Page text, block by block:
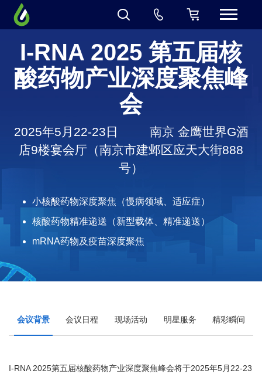
I-RNA 2025 第五届核
酸药物产业深度聚焦峰
会
2025年5月22-23日
南京 金鹰世界G酒
店9楼宴会厅（南京市建邺区应天大街888
号）
小核酸药物深度聚焦（慢病领域、适应症）
核酸药物精准递送（新型载体、精准递送）
mRNA药物及疫苗深度聚焦
会议背景 会议日程 现场活动 明星服务 精彩瞬间
I-RNA 2025第五届核酸药物产业深度聚焦峰会将于2025年5月22-23